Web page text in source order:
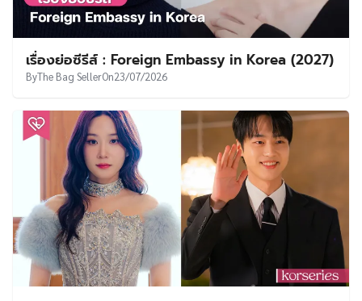
เรื่องย่อซีรีส์ : Foreign Embassy in Korea (2027)
ByThe Bag SellerOn23/07/2026